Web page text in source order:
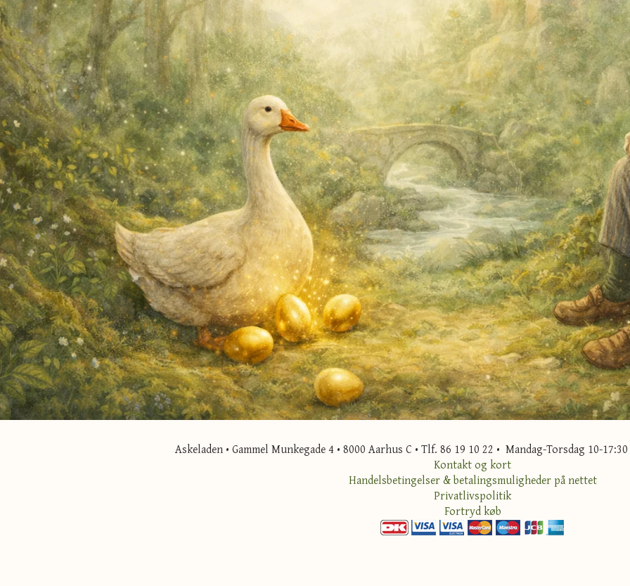
Askeladen • Gammel Munkegade 4 • 8000 Aarhus C • Tlf. 86 19 10 22 • Mandag-Torsdag 10-
Kontakt og kort
Handelsbetingelser & betalingsmuligheder på nettet
Privatlivspolitik
Fortryd køb